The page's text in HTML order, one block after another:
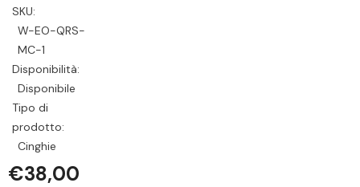
SKU:
W-EO-QRS-
MC-1
Disponibilità:
Disponibile
Tipo di
prodotto:
Cinghie
€38,00